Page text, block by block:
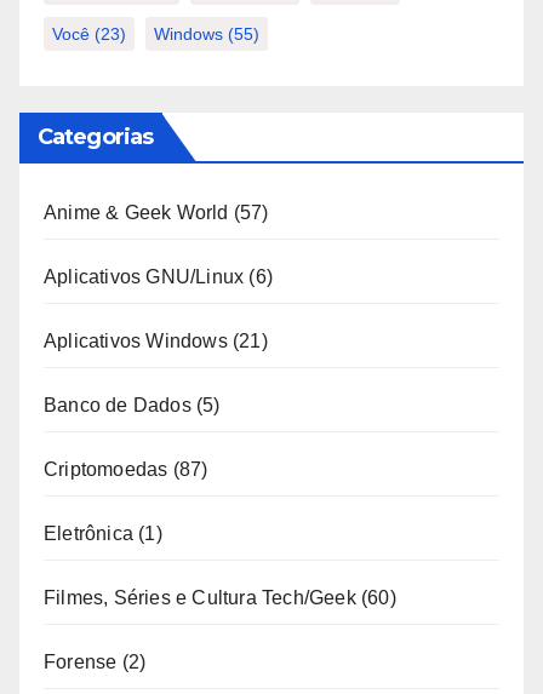
Você (23) Windows (55)
Categorias
Anime & Geek World (57)
Aplicativos GNU/Linux (6)
Aplicativos Windows(21)
Banco de Dados(5)
Criptomoedas (87)
Eletrônica (1)
Filmes, Séries e Cultura Tech/Geek(60)
Forense (2)